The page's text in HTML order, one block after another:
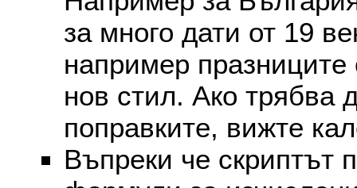
за много дати от 19
например празниците
нов стил. Ако трябва
поправките, вижте
Въпреки че скриптът